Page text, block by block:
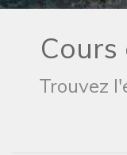
Cours
Trouvez